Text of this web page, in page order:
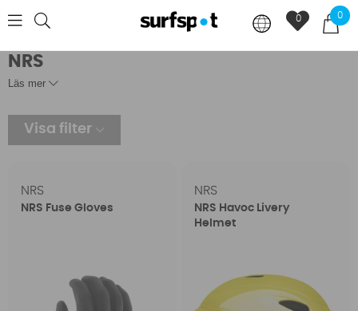
0
0
NRS
Läs mer
Visa filter
NRS
NRS Fuse Gloves
NRS
NRS Havoc Livery
Helmet